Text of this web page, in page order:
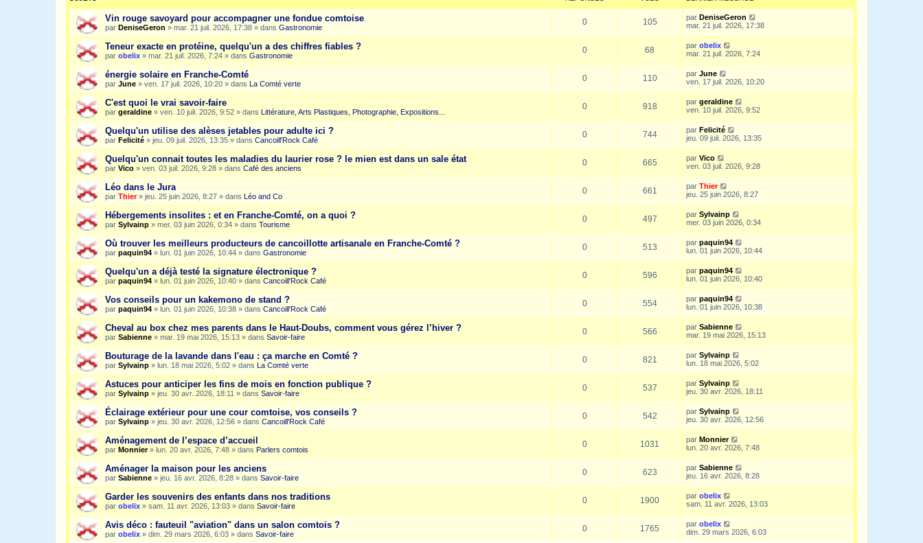
Vin rouge savoyard pour accompagner une fondue comtoise
par DeniseGeron » mar. 21 juil. 2026, 17:38 » dans Gastronomie
0 105 par DeniseGeron
mar. 21 juil. 2026, 17:38
Teneur exacte en protéine, quelqu'un a des chiffres fiables ?
par obelix » mar. 21 juil. 2026, 7:24 » dans Gastronomie
0 68 par obelix
mar. 21 juil. 2026, 7:24
énergie solaire en Franche-Comté
par June » ven. 17 juil. 2026, 10:20 » dans La Comté verte
0 110 par June
ven. 17 juil. 2026, 10:20
C'est quoi le vrai savoir-faire
par geraldine » ven. 10 juil. 2026, 9:52 » dans Littérature, Arts Plastiques, Photographie, Expositions...
0 918 par geraldine
ven. 10 juil. 2026, 9:52
Quelqu'un utilise des alèses jetables pour adulte ici ?
par Felicité » jeu. 09 juil. 2026, 13:35 » dans Cancoill'Rock Café
0 744 par Felicité
jeu. 09 juil. 2026, 13:35
Quelqu'un connait toutes les maladies du laurier rose ? le mien est dans un sale état
par Vico » ven. 03 juil. 2026, 9:28 » dans Café des anciens
0 665 par Vico
ven. 03 juil. 2026, 9:28
Léo dans le Jura
par Thier» jeu. 25 juin 2026, 8:27 » dans Léo and Co
0 661 par Thier
jeu. 25 juin 2026, 8:27
Hébergements insolites : et en Franche-Comté, on a quoi ?
par Sylvainp » mer. 03 juin 2026, 0:34 » dans Tourisme
0 497 par Sylvainp
mer. 03 juin 2026, 0:34
Où trouver les meilleurs producteurs de cancoillotte artisanale en Franche-Comté ?
par paquin94 » lun. 01 juin 2026, 10:44 » dans Gastronomie
0 513 par paquin94
lun. 01 juin 2026, 10:44
Quelqu'un a déjà testé la signature électronique ?
par paquin94 » lun. 01 juin 2026, 10:40 » dans Cancoill'Rock Café
0 596 par paquin94
lun. 01 juin 2026, 10:40
Vos conseils pour un kakemono de stand ?
par paquin94 » lun. 01 juin 2026, 10:38 » dans Cancoill'Rock Café
0 554 par paquin94
lun. 01 juin 2026, 10:38
Cheval au box chez mes parents dans le Haut-Doubs, comment vous gérez l’hiver ?
par Sabienne » mar. 19 mai 2026, 15:13 » dans Savoir-faire
0 566 par Sabienne
mar. 19 mai 2026, 15:13
Bouturage de la lavande dans l'eau : ça marche en Comté ?
par Sylvainp » lun. 18 mai 2026, 5:02 » dans La Comté verte
0 821 par Sylvainp
lun. 18 mai 2026, 5:02
Astuces pour anticiper les fins de mois en fonction publique ?
par Sylvainp » jeu. 30 avr. 2026, 18:11 » dans Savoir-faire
0 537 par Sylvainp
jeu. 30 avr. 2026, 18:11
Éclairage extérieur pour une cour comtoise, vos conseils ?
par Sylvainp » jeu. 30 avr. 2026, 12:56 » dans Cancoill'Rock Café
0 542 par Sylvainp
jeu. 30 avr. 2026, 12:56
Aménagement de l’espace d’accueil
par Monnier» lun. 20 avr. 2026, 7:48 » dans Parlers comtois
0 1031 par Monnier
lun. 20 avr. 2026, 7:48
Aménager la maison pour les anciens
par Sabienne » jeu. 16 avr. 2026, 8:28 » dans Savoir-faire
0 623 par Sabienne
jeu. 16 avr. 2026, 8:28
Garder les souvenirs des enfants dans nos traditions
par obelix » sam. 11 avr. 2026, 13:03 » dans Savoir-faire
0 1900 par obelix
sam. 11 avr. 2026, 13:03
Avis déco : fauteuil "aviation" dans un salon comtois ?
par obelix » dim. 29 mars 2026, 6:03 » dans Savoir-faire
0 1765 par obelix
dim. 29 mars 2026, 6:03